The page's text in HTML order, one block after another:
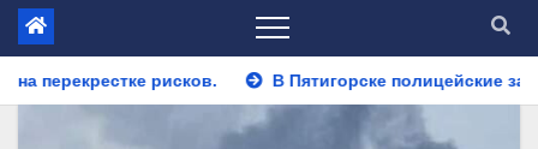
В Пятигорске полицейские задержали закладчика,